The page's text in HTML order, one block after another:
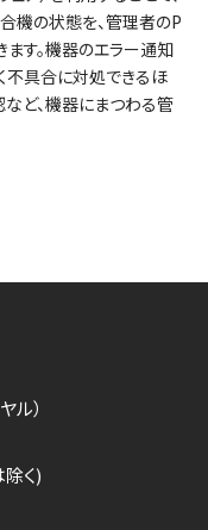
機の状態を、管理者のP
す。機器のエラー通知
不具合に対処できるほ
ど、機器にまつわる管
ル）
く)